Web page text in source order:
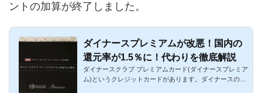
ントの加算が終了しました。
ダイナースプレミアムが改悪！国内の
還元率が1.5％に！代わりを徹底解説
ダイナースクラブ プレミアムカード(ダイナースプレミア
ム)というクレジットカードがあります。ダイナースのブ